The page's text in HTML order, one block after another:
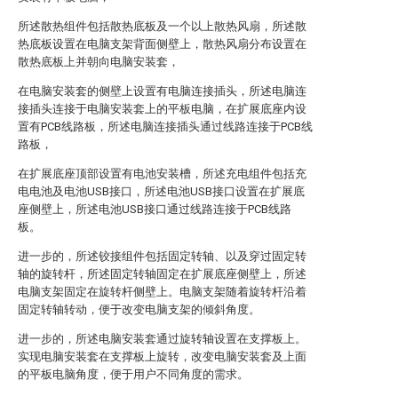
所述散热组件包括散热底板及一个以上散热风扇，所述散
热底板设置在电脑支架背面侧壁上，散热风扇分布设置在
散热底板上并朝向电脑安装套，
在电脑安装套的侧壁上设置有电脑连接插头，所述电脑连
接插头连接于电脑安装套上的平板电脑，在扩展底座内设
置有PCB线路板，所述电脑连接插头通过线路连接于PCB线
路板，
在扩展底座顶部设置有电池安装槽，所述充电组件包括充
电电池及电池USB接口，所述电池USB接口设置在扩展底
座侧壁上，所述电池USB接口通过线路连接于PCB线路
板。
进一步的，所述铰接组件包括固定转轴、以及穿过固定转
轴的旋转杆，所述固定转轴固定在扩展底座侧壁上，所述
电脑支架固定在旋转杆侧壁上。电脑支架随着旋转杆沿着
固定转轴转动，便于改变电脑支架的倾斜角度。
进一步的，所述电脑安装套通过旋转轴设置在支撑板上。
实现电脑安装套在支撑板上旋转，改变电脑安装套及上面
的平板电脑角度，便于用户不同角度的需求。